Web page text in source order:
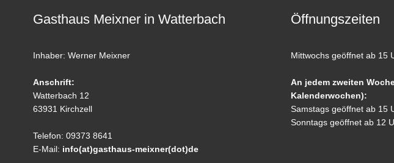
Gasthaus Meixner in Watterbach
Inhaber: Werner Meixner
Anschrift:
Watterbach 12
63931 Kirchzell
Telefon: 09373 8641
E-Mail: info(at)gasthaus-meixner(dot)de
Öffnungszeiten
Mittwochs geöffnet ab 15
An jedem zweiten
Kalenderwochen):
Samstags geöffnet ab 15
Sonntags geöffnet ab 12